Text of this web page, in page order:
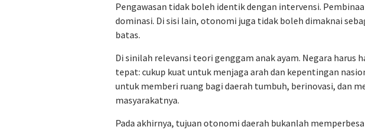
Pengawasan tidak boleh identik dengan intervensi.
dominasi. Di sisi lain, otonomi juga tidak boleh dimaknai
batas.
Di sinilah relevansi teori genggam anak ayam. Negara harus
tepat: cukup kuat untuk menjaga arah dan kepentingan
untuk memberi ruang bagi daerah tumbuh, berinovasi, dan
masyarakatnya.
Pada akhirnya, tujuan otonomi daerah bukanlah